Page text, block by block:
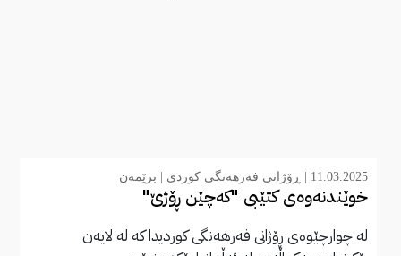
11.03.2025 | ڕۆژانی فەرهەنگی کوردی برێمەن
خوێندنەوەی کتێبی "کەچێن ڕۆژێ"
لە چوارچێوەی ڕۆژانی فەرهەنگی کوردیدا کە لە لایەن